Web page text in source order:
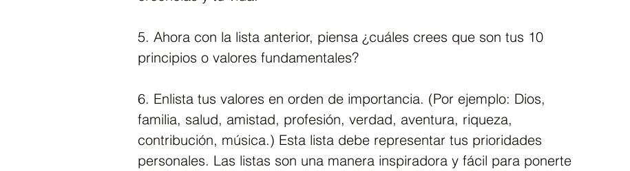
5. Ahora con la lista anterior, piensa ¿cuáles crees que son tus 10
principios o valores fundamentales?
6. Enlista tus valores en orden de importancia. (Por ejemplo: Dios,
familia, salud, amistad, profesión, verdad, aventura, riqueza,
contribución, música.) Esta lista debe representar tus prioridades
personales. Las listas son una manera inspiradora y fácil para ponerte